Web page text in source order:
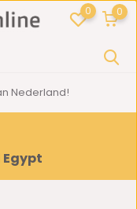
0 0
Nederland!